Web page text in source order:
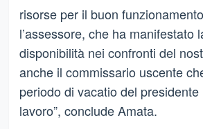
risorse per il buon
l’assessore, che ha manifestato
disponibilità nei confronti del
anche il commissario uscente
periodo di vacatio del
lavoro”, conclude Amata.